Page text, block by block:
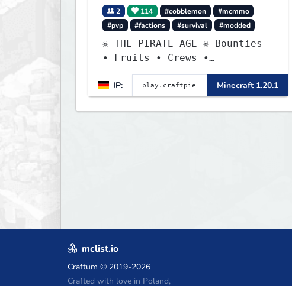
2 114 #cobblemon
#mcmmo
#pvp
#factions #survival #modded
☠ THE PIRATE AGE ☠ Bounties
• Fruits • Crews •
IP:
Minecraft 1.20.1
mclist.io
Craftum © 2019-2026
Crafted with love in Poland,